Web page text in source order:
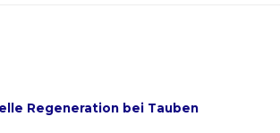
Regeneration bei Tauben